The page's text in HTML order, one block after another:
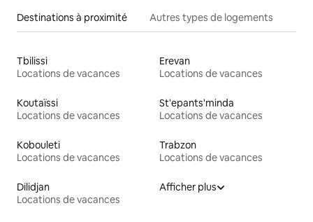
Destinations à proximité Autres types de logements
Tbilissi
Locations de vacances
Erevan
Locations de vacances
Koutaïssi
Locations de vacances
St'epants'minda
Locations de vacances
Kobouleti
Locations de vacances
Trabzon
Locations de vacances
Dilidjan
Locations de vacances
Afficher plus